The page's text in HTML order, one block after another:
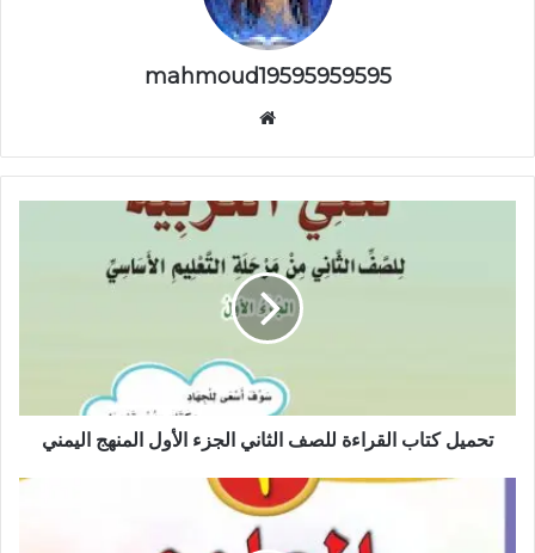
mahmoud19595959595
تحميل كتاب القراءة للصف الثاني الجزء الأول المنهج اليمني